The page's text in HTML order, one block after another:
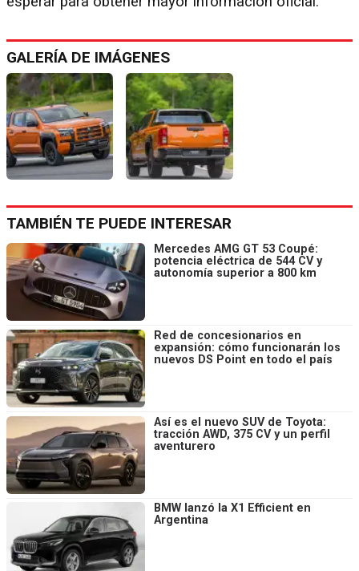
GALERÍA DE IMÁGENES
TAMBIÉN TE PUEDE INTERESAR
Mercedes AMG GT 53 Coupé:
potencia eléctrica de 544 CV y
autonomía superior a 800 km
Red de concesionarios en
expansión: cómo funcionarán los
nuevos DS Point en todo el país
Así es el nuevo SUV de Toyota:
tracción AWD, 375 CV y un perfil
aventurero
BMW lanzó la X1 Efficient en
Argentina